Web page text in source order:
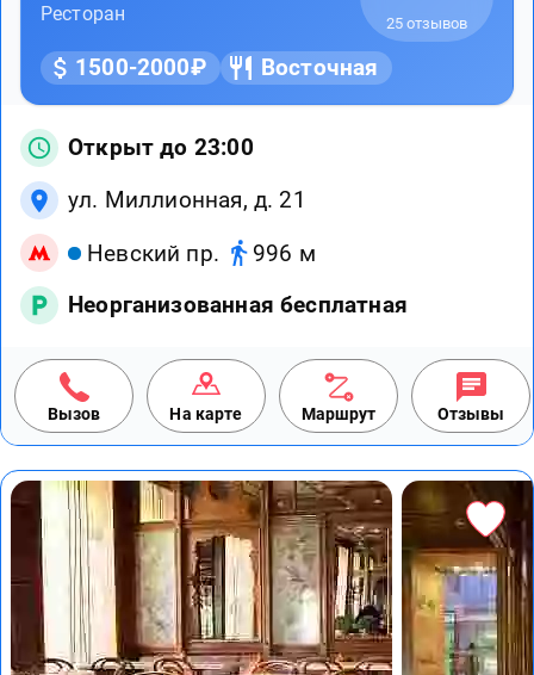
Ресторан 25 отзывов
1500-2000₽ Восточная
Открыт до 23:00
ул. Миллионная, д. 21
Невский пр.
996 м
Неорганизованная бесплатная
Вызов На карте Маршрут Отзывы